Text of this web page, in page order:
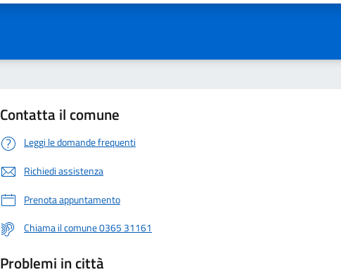
Contatta il comune
Leggi le domande frequenti
Richiedi assistenza
Prenota appuntamento
Chiama il comune 0365 31161
Problemi in città